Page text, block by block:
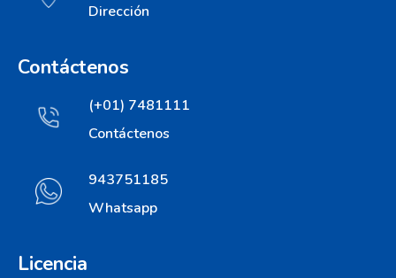
Dirección
Contáctenos
(+01) 7481111
Contáctenos
943751185
Whatsapp
Licencia